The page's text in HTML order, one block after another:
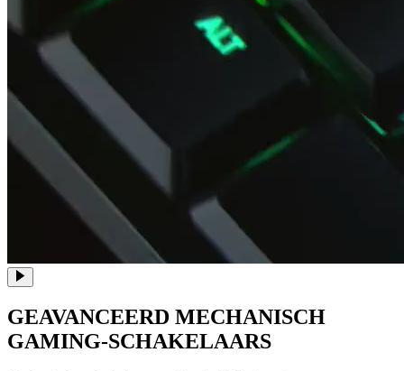
GEAVANCEERD MECHANISCH
GAMING-SCHAKELAARS